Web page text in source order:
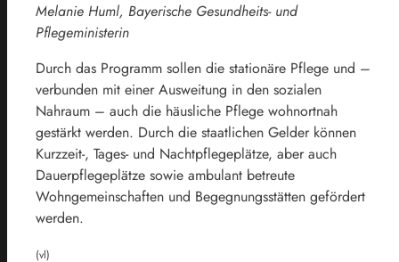
Melanie Huml, Bayerische Gesundheits- und
Pflegeministerin
Durch das Programm sollen die stationäre Pflege und –
verbunden mit einer Ausweitung in den sozialen
Nahraum – auch die häusliche Pflege wohnortnah
gestärkt werden. Durch die staatlichen Gelder können
Kurzzeit-, Tages- und Nachtpflegeplätze, aber auch
Dauerpflegeplätze sowie ambulant betreute
Wohngemeinschaften und Begegnungsstätten gefördert
werden.
(vl)